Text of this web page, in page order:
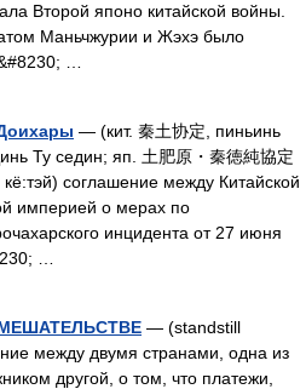
Второй японо китайской войны.
Маньчжурии и Жэхэ было
…
— (кит. 秦土协定, пиньинь
Ту седин; яп. 土肥原・秦徳純協定
соглашение между Китайской
империей о мерах по
инцидента от 27 июня
…
— (standstill
между двумя странами, одна из
другой, о том, что платежи,